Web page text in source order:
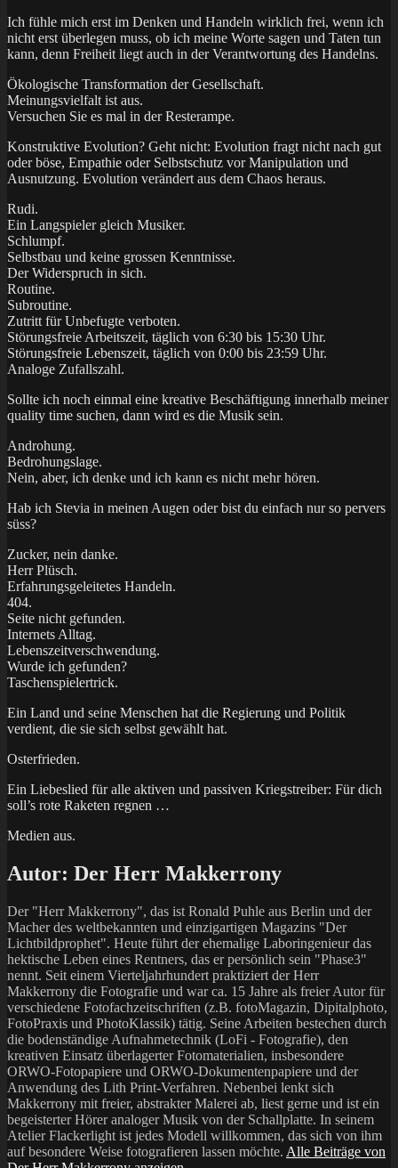
Ich fühle mich erst im Denken und Handeln wirklich frei, wenn ich
nicht erst überlegen muss, ob ich meine Worte sagen und Taten tun
kann, denn Freiheit liegt auch in der Verantwortung des Handelns.
Ökologische Transformation der Gesellschaft.
Meinungsvielfalt ist aus.
Versuchen Sie es mal in der Resterampe.
Konstruktive Evolution? Geht nicht: Evolution fragt nicht nach gut
oder böse, Empathie oder Selbstschutz vor Manipulation und
Ausnutzung. Evolution verändert aus dem Chaos heraus.
Rudi.
Ein Langspieler gleich Musiker.
Schlumpf.
Selbstbau und keine grossen Kenntnisse.
Der Widerspruch in sich.
Routine.
Subroutine.
Zutritt für Unbefugte verboten.
Störungsfreie Arbeitszeit, täglich von 6:30 bis 15:30 Uhr.
Störungsfreie Lebenszeit, täglich von 0:00 bis 23:59 Uhr.
Analoge Zufallszahl.
Sollte ich noch einmal eine kreative Beschäftigung innerhalb meiner
quality time suchen, dann wird es die Musik sein.
Androhung.
Bedrohungslage.
Nein, aber, ich denke und ich kann es nicht mehr hören.
Hab ich Stevia in meinen Augen oder bist du einfach nur so pervers
süss?
Zucker, nein danke.
Herr Plüsch.
Erfahrungsgeleitetes Handeln.
404.
Seite nicht gefunden.
Internets Alltag.
Lebenszeitverschwendung.
Wurde ich gefunden?
Taschenspielertrick.
Ein Land und seine Menschen hat die Regierung und Politik
verdient, die sie sich selbst gewählt hat.
Osterfrieden.
Ein Liebeslied für alle aktiven und passiven Kriegstreiber: Für dich
soll’s rote Raketen regnen …
Medien aus.
Autor: Der Herr Makkerrony
Der "Herr Makkerrony", das ist Ronald Puhle aus Berlin und der
Macher des weltbekannten und einzigartigen Magazins "Der
Lichtbildprophet". Heute führt der ehemalige Laboringenieur das
hektische Leben eines Rentners, das er persönlich sein "Phase3"
nennt. Seit einem Vierteljahrhundert praktiziert der Herr
Makkerrony die Fotografie und war ca. 15 Jahre als freier Autor für
verschiedene Fotofachzeitschriften (z.B. fotoMagazin, Dipitalphoto,
FotoPraxis und PhotoKlassik) tätig. Seine Arbeiten bestechen durch
die bodenständige Aufnahmetechnik (LoFi - Fotografie), den
kreativen Einsatz überlagerter Fotomaterialien, insbesondere
ORWO-Fotopapiere und ORWO-Dokumentenpapiere und der
Anwendung des Lith Print-Verfahren. Nebenbei lenkt sich
Makkerrony mit freier, abstrakter Malerei ab, liest gerne und ist ein
begeisterter Hörer analoger Musik von der Schallplatte. In seinem
Atelier Flackerlight ist jedes Modell willkommen, das sich von ihm
auf besondere Weise fotografieren lassen möchte. Alle Beiträge von